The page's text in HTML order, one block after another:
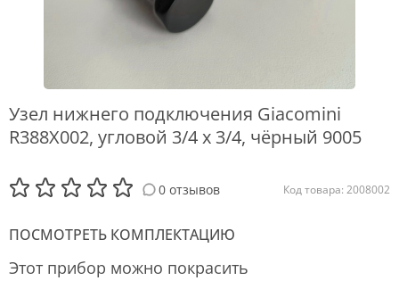
Узел нижнего подключения Giacomini
R388X002, угловой 3/4 х 3/4, чёрный 9005
0 отзывов Код товара: 2008002
ПОСМОТРЕТЬ КОМПЛЕКТАЦИЮ
Этот прибор можно покрасить